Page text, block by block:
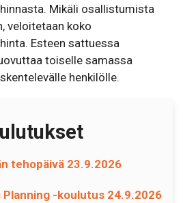
Mikäli osallistumista
veloitetaan koko
Esteen sattuessa
toiselle samassa
henkilölle.
tehopäivä 23.9.2026
Planning -koulutus 24.9.2026